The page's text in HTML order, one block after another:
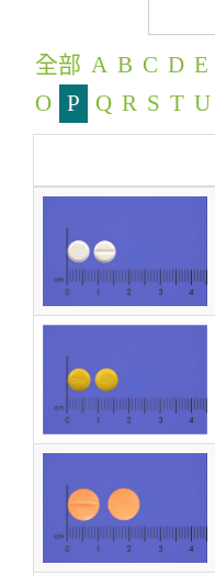
全部 A B C D E
O P Q R S T U